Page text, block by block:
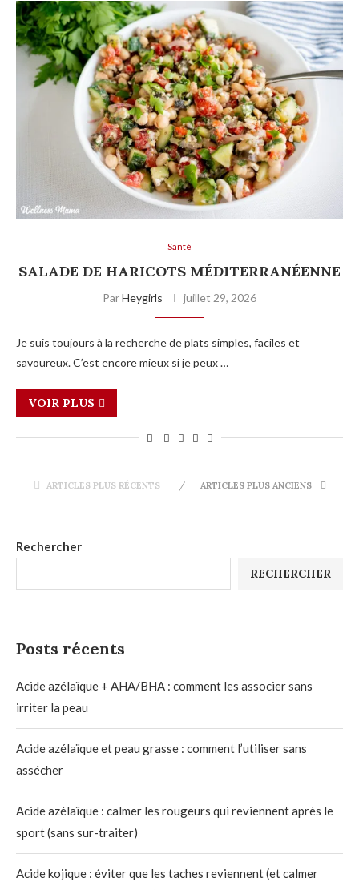
Santé
SALADE DE HARICOTS MÉDITERRANÉENNE
ParHeygirls juillet 29, 2026
Je suis toujours à la recherche de plats simples, faciles et
savoureux. C’est encore mieux si je peux …
VOIR PLUS
ARTICLES PLUS RÉCENTS ARTICLES PLUS ANCIENS
Rechercher
RECHERCHER
Posts récents
Acide azélaïque + AHA/BHA : comment les associer sans
irriter la peau
Acide azélaïque et peau grasse : comment l’utiliser sans
assécher
Acide azélaïque : calmer les rougeurs qui reviennent après le
sport (sans sur-traiter)
Acide kojique : éviter que les taches reviennent (et calmer